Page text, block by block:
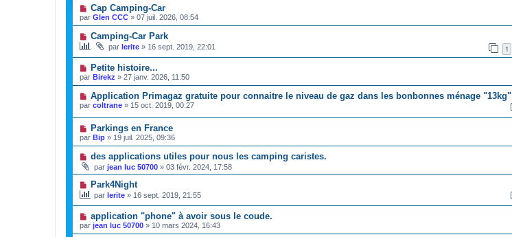
Cap Camping-Car
par Glen CCC » 07 juil. 2026, 08:54
Camping-Car Park
par lerite » 16 sept. 2019, 22:01 1
Petite histoire...
par Birekz » 27 janv. 2026, 11:50
Application Primagaz gratuite pour connaitre le niveau de gaz dans les bonbonnes ménage "13kg"
par coltrane » 15 oct. 2019, 00:27
Parkings en France
par Bip » 19 juil. 2025, 09:36
des applications utiles pour nous les camping caristes.
par jean luc 50700 » 03 févr. 2024, 17:58
Park4Night
par lerite » 16 sept. 2019, 21:55
application "phone" à avoir sous le coude.
par jean luc 50700 » 10 mars 2024, 16:43